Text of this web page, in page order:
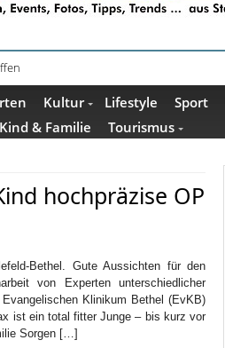
Kultur Lifestyle Sport
Kind & Familie Tourismus
hochpräzise OP
Bethel. Gute Aussichten für den
von Experten unterschiedlicher
Klinikum Bethel (EvKB)
ist ein total fitter Junge – bis kurz vor
Sorgen […]